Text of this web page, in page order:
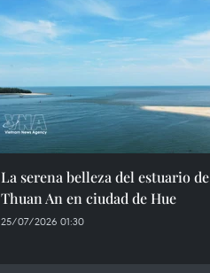
La serena belleza del estuario de
Thuan An en ciudad de Hue
25/07/2026 01:30